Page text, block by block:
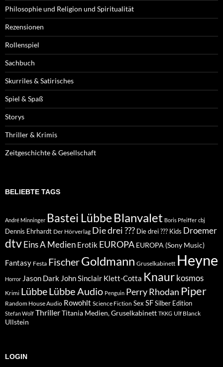
Philosophie und Religion und Spiritualität
Rezensionen
Rollenspiel
Sachbuch
Skurriles & Satirisches
Spiel & Spaß
Storys
Thriller & Krimis
Zeitgeschichte & Gesellschaft
BELIEBTE TAGS
André Minninger Bastei Lübbe Blanvalet Boris Pfeiffer cbj
Dennis Ehrhardt Der Hörverlag Die drei ??? Die drei ??? Kids Droemer
dtvEins A Medien Erotik EUROPA EUROPA (Sony Music)
Fantasy Festa FischerGoldmann Gruselkabinett Heyne
Horror Jason Dark John Sinclair Klett-Cotta Knaur kosmos
Krimi LübbeLübbe Audio Penguin Perry Rhodan Piper
Random House Audio Rowohlt Science Fiction Sex SFSilber Edition
Stefan Wolf ThrillerTitania Medien, Gruselkabinett TKKG Ulf Blanck
Ullstein
LOGIN